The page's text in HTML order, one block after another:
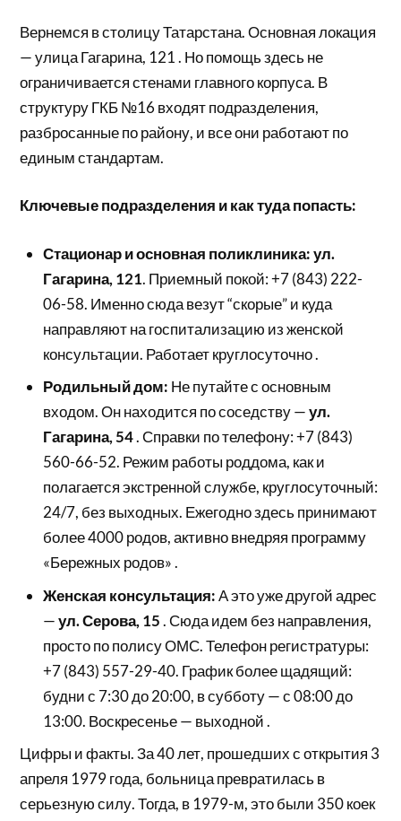
Вернемся в столицу Татарстана. Основная локация
— улица Гагарина, 121 . Но помощь здесь не
ограничивается стенами главного корпуса. В
структуру ГКБ №16 входят подразделения,
разбросанные по району, и все они работают по
единым стандартам.
Ключевые подразделения и как туда попасть:
Стационар и основная поликлиника:ул.
Гагарина, 121. Приемный покой: +7 (843) 222-
06-58. Именно сюда везут “скорые” и куда
направляют на госпитализацию из женской
консультации. Работает круглосуточно .
Родильный дом: Не путайте с основным
входом. Он находится по соседству —ул.
Гагарина, 54. Справки по телефону: +7 (843)
560-66-52. Режим работы роддома, как и
полагается экстренной службе, круглосуточный:
24/7, без выходных. Ежегодно здесь принимают
более 4000 родов, активно внедряя программу
«Бережных родов» .
Женская консультация:А это уже другой адрес
—ул. Серова, 15. Сюда идем без направления,
просто по полису ОМС. Телефон регистратуры:
+7 (843) 557-29-40. График более щадящий:
будни с 7:30 до 20:00, в субботу — с 08:00 до
13:00. Воскресенье — выходной .
Цифры и факты. За 40 лет, прошедших с открытия 3
апреля 1979 года, больница превратилась в
серьезную силу. Тогда, в 1979-м, это были 350 коек